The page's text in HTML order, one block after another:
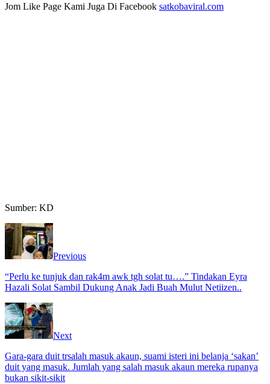
Jom Like Page Kami Juga Di Facebook satkobaviral.com
Sumber: KD
Previous
“Perlu ke tunjuk dan rak4m awk tgh solat tu….” Tindakan Eyra
Hazali Solat Sambil Dukung Anak Jadi Buah Mulut Netiizen..
Next
Gara-gara duit trsalah masuk akaun, suami isteri ini belanja ‘sakan’
duit yang masuk. Jumlah yang salah masuk akaun mereka rupanya
bukan sikit-sikit